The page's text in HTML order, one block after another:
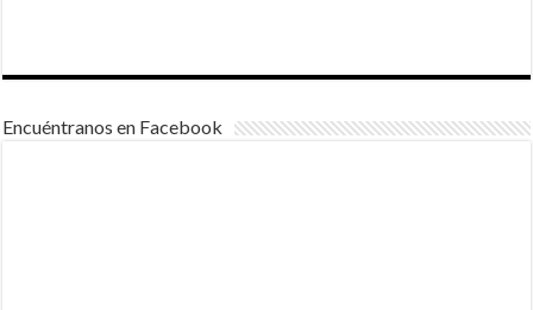
Encuéntranos en Facebook